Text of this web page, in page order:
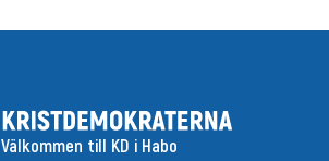
Välkommen till KD i Habo